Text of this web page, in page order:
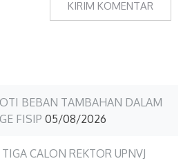
BEBAN TAMBAHAN DALAM
FISIP 05/08/2026
CALON REKTOR UPNVJ